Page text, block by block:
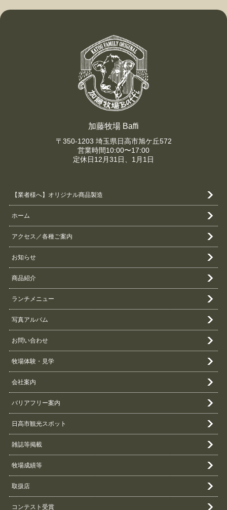
加藤牧場 Baffi
〒350-1203 埼玉県日高市旭ケ丘572
営業時間10:00〜17:00
定休日12月31日、1月1日
【業者様へ】オリジナル商品製造
ホーム
アクセス／各種ご案内
お知らせ
商品紹介
ランチメニュー
写真アルバム
お問い合わせ
牧場体験・見学
会社案内
バリアフリー案内
日高市観光スポット
雑誌等掲載
牧場成績等
取扱店
コンテスト受賞